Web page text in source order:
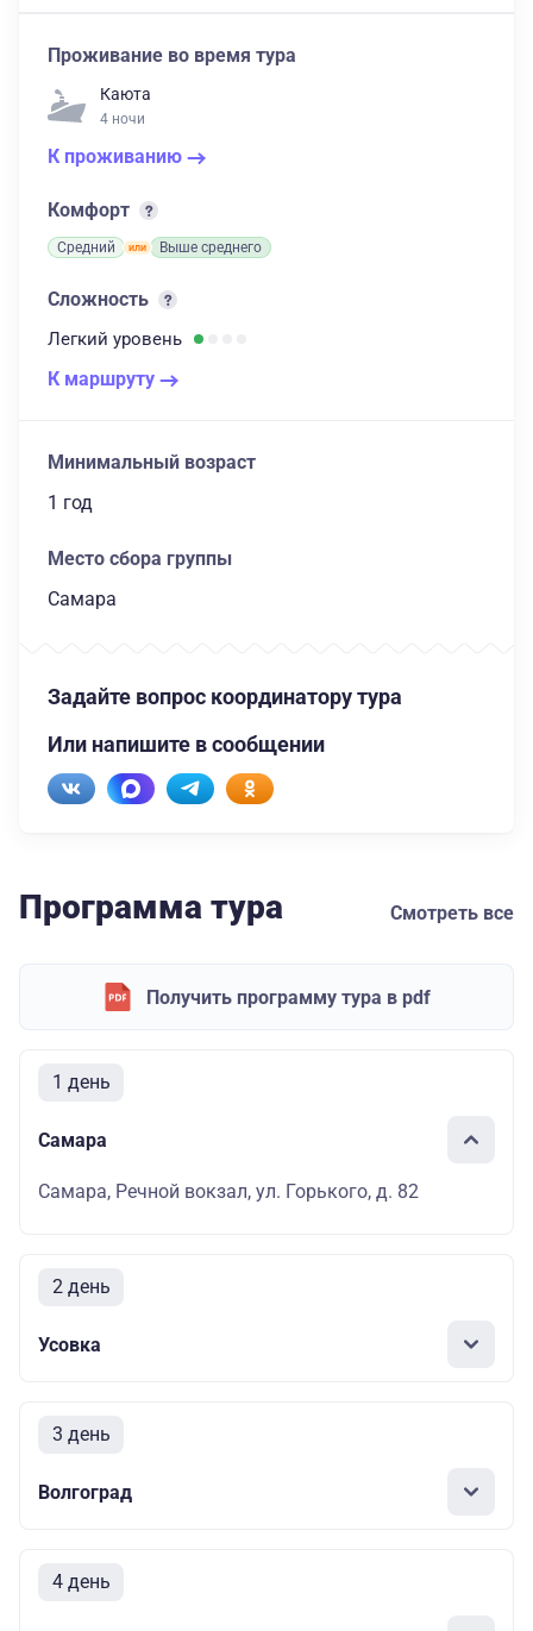
Проживание во время тура
Каюта
4 ночи
К проживанию
Комфорт
Средний Выше среднего
Сложность
Легкий уровень
К маршруту
Минимальный возраст
1 год
Место сбора группы
Самара
Задайте вопрос координатору тура
Или напишите в сообщении
Программа тура Смотреть все
Получить программу тура в pdf
1 день
Самара
Самара, Речной вокзал, ул. Горького, д. 82
2 день
Усовка
3 день
Волгоград
4 день